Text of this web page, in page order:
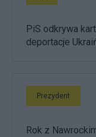
PiS odkrywa
deportacje
Prezydent
Rok z